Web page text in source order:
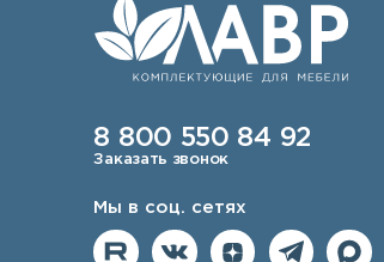
8 800 550 84 92
Заказать звонок
Мы в соц. сетях